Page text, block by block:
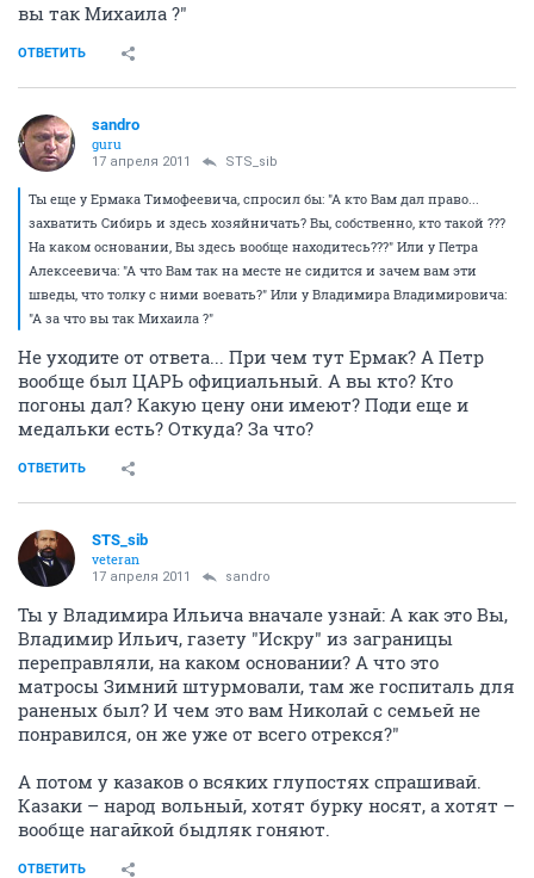
вы так Михаила ?"
ОТВЕТИТЬ
sandro
guru
17 апреля 2011 STS_sib
Ты еще у Ермака Тимофеевича, спросил бы: "А кто Вам дал право...
захватить Сибирь и здесь хозяйничать? Вы, собственно, кто такой ???
На каком основании, Вы здесь вообще находитесь???" Или у Петра
Алексеевича: "А что Вам так на месте не сидится и зачем вам эти
шведы, что толку с ними воевать?" Или у Владимира Владимировича:
"А за что вы так Михаила ?"
Не уходите от ответа... При чем тут Ермак? А Петр
вообще был ЦАРЬ официальный. А вы кто? Кто
погоны дал? Какую цену они имеют? Поди еще и
медальки есть? Откуда? За что?
ОТВЕТИТЬ
STS_sib
veteran
17 апреля 2011 sandro
Ты у Владимира Ильича вначале узнай: А как это Вы,
Владимир Ильич, газету "Искру" из заграницы
переправляли, на каком основании? А что это
матросы Зимний штурмовали, там же госпиталь для
раненых был? И чем это вам Николай с семьей не
понравился, он же уже от всего отрекся?"
А потом у казаков о всяких глупостях спрашивай.
Казаки – народ вольный, хотят бурку носят, а хотят –
вообще нагайкой быдляк гоняют.
ОТВЕТИТЬ